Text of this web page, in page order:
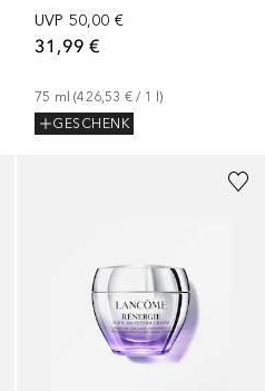
UVP 50,00 €
31,99 €
75 ml (426,53 € / 1 l)
GESCHENK
2Größen